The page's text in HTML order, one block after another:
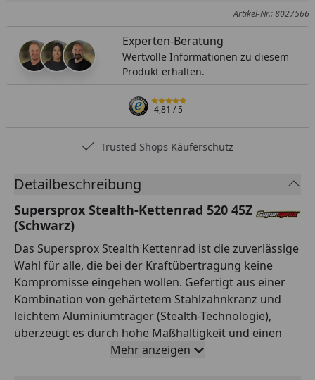
Artikel-Nr.: 8027566
Experten-Beratung
Wertvolle Informationen zu diesem
Produkt erhalten.
4,81/ 5
Trusted Shops Käuferschutz
Detailbeschreibung
Supersprox Stealth-Kettenrad 520 45Z
(Schwarz)
Das Supersprox Stealth Kettenrad ist die zuverlässige
Wahl für alle, die bei der Kraftübertragung keine
Kompromisse eingehen wollen. Gefertigt aus einer
Kombination von gehärtetem Stahlzahnkranz und
leichtem Aluminiumträger (Stealth-Technologie),
überzeugt es durch hohe Maßhaltigkeit und einen
ruhigen Lauf. Die Verzahnung ist auf Teilung 520 und
45 Zähne ausgelegt und passt damit exakt zur
Mehr anzeigen